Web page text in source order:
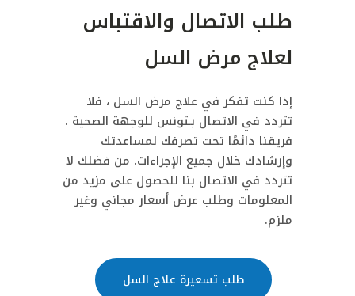
طلب الاتصال والاقتباس
لعلاج مرض السل
إذا كنت تفكر في علاج مرض السل ، فلا
تتردد في الاتصال بـتونس للوجهة الصحية .
فريقنا دائمًا تحت تصرفك لمساعدتك
وإرشادك خلال جميع الإجراءات. من فضلك لا
تتردد في الاتصال بنا للحصول على مزيد من
المعلومات وطلب عرض أسعار مجاني وغير
ملزم.
طلب تسعيرة علاج السل